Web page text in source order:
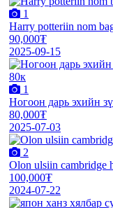
1
Harry potteriin nom
90,000₮
2025-09-15
1
Ногоон дарь эхийн
80,000₮
2025-07-03
2
Olon ulsiin cambridge
100,000₮
2024-07-22